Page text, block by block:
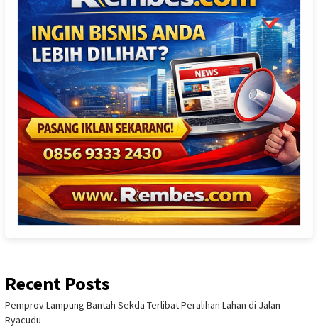
Recent Posts
Pemprov Lampung Bantah Sekda Terlibat Peralihan Lahan di Jalan
Ryacudu